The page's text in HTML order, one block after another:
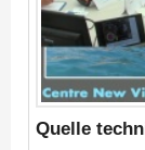
Quelle